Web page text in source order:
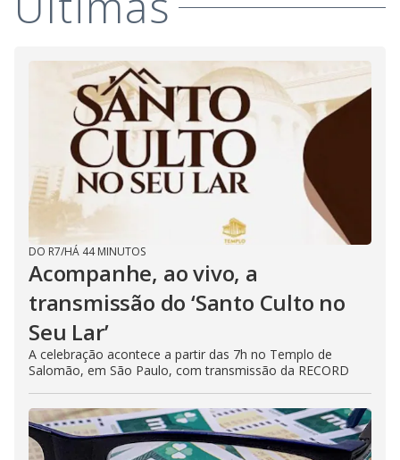
d
e
o
DO R7/HÁ 44 MINUTOS
Acompanhe, ao vivo, a
transmissão do ‘Santo Culto no
Seu Lar’
A celebração acontece a partir das 7h no Templo de
Salomão, em São Paulo, com transmissão da RECORD